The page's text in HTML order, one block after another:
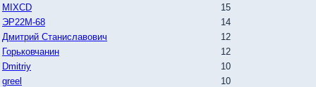
MIXCD
15
ЭР22М-68
14
Дмитрий Станиславович
12
Горьковчанин
12
Dmitriy
10
greel
10